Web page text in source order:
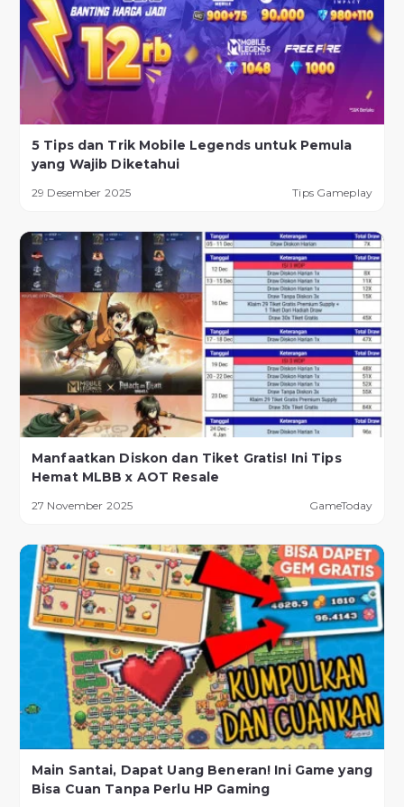
5 Tips dan Trik Mobile Legends untuk Pemula
yang Wajib Diketahui
29 Desember 2025 Tips Gameplay
Manfaatkan Diskon dan Tiket Gratis! Ini Tips
Hemat MLBB x AOT Resale
27 November 2025 GameToday
Main Santai, Dapat Uang Beneran! Ini Game yang
Bisa Cuan Tanpa Perlu HP Gaming